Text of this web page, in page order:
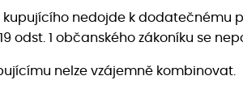
nedojde k dodatečnému
odst. 1 občanského zákoníku se
nelze vzájemně kombinovat.